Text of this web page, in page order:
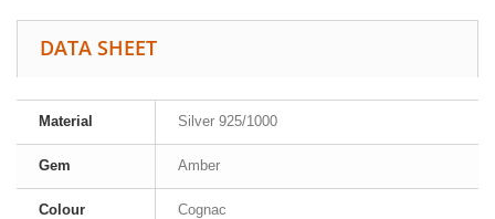
DATA SHEET
Material Silver 925/1000
Gem Amber
Colour Cognac